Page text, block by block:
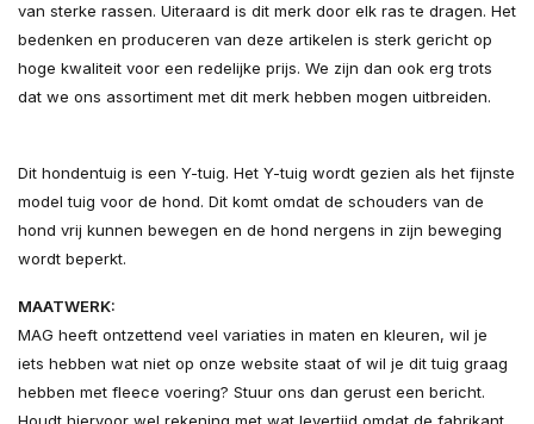
van sterke rassen. Uiteraard is dit merk door elk ras te dragen. Het
bedenken en produceren van deze artikelen is sterk gericht op
hoge kwaliteit voor een redelijke prijs. We zijn dan ook erg trots
dat we ons assortiment met dit merk hebben mogen uitbreiden.
Dit hondentuig is een Y-tuig. Het Y-tuig wordt gezien als het fijnste
model tuig voor de hond. Dit komt omdat de schouders van de
hond vrij kunnen bewegen en de hond nergens in zijn beweging
wordt beperkt.
MAATWERK:
MAG heeft ontzettend veel variaties in maten en kleuren, wil je
iets hebben wat niet op onze website staat of wil je dit tuig graag
hebben met fleece voering? Stuur ons dan gerust een bericht.